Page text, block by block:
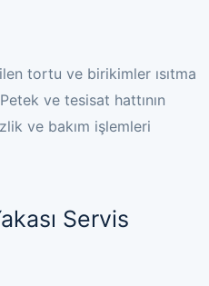
tortu ve birikimler ısıtma
ve tesisat hattının
ve bakım işlemleri
Servis